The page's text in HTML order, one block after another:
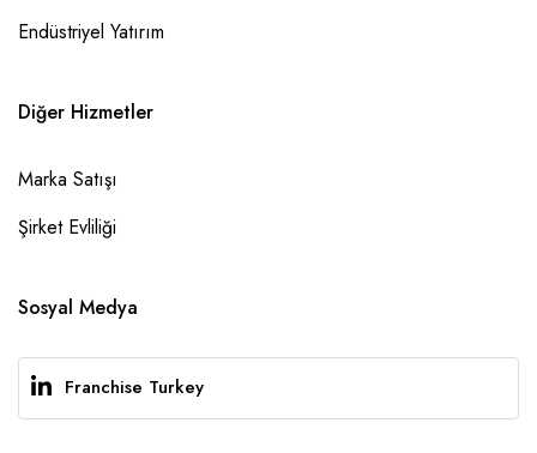
Endüstriyel Yatırım
Diğer Hizmetler
Marka Satışı
Şirket Evliliği
Sosyal Medya
Franchise Turkey